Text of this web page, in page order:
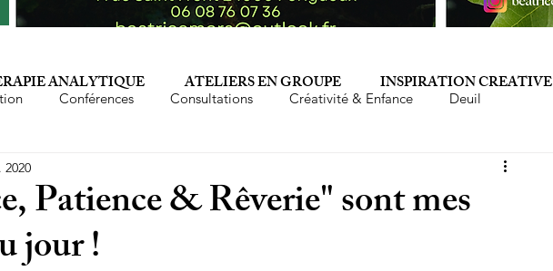
Conférences Consultations Créativité & Enfance Deuil
Histoire
Mère Parents
Patience & Rêverie" sont mes
jour !
2020
ANALYTIQUE ATELIERS EN GROUPE INSPIRATION CREATIVE